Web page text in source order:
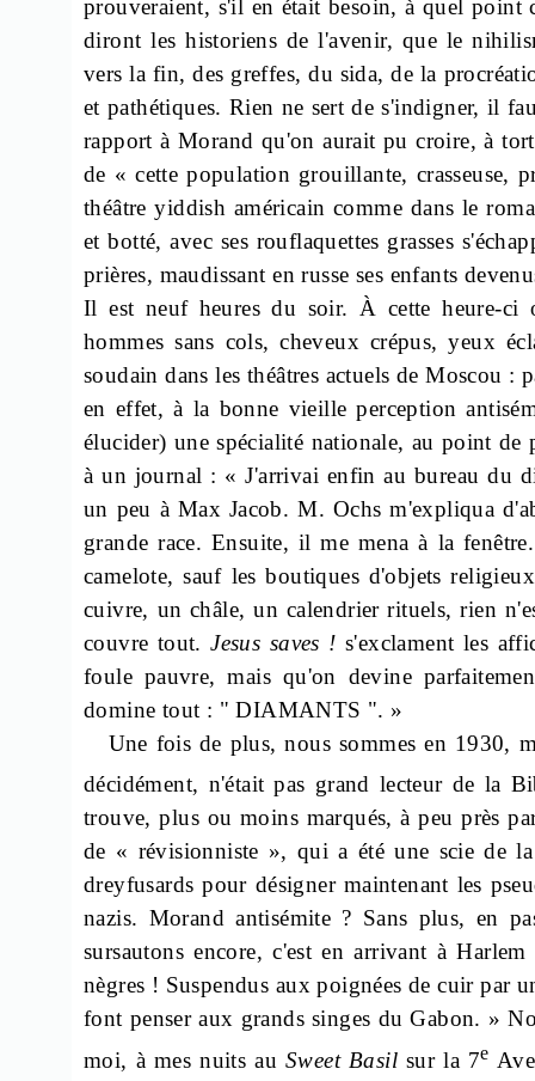
prouveraient, s'il en était besoin, à quel point
diront les historiens de l'avenir, que le
vers la fin, des greffes, du sida, de la
et pathétiques. Rien ne sert de s'indigner, il
rapport à Morand qu'on aurait pu croire, à
de « cette population grouillante,
théâtre yiddish américain comme dans le
et botté, avec ses rouflaquettes grasses
prières, maudissant en russe ses enfants
Il est neuf heures du soir. À cette heure-ci
hommes sans cols, cheveux crépus, yeux
soudain dans les théâtres actuels de Moscou :
en effet, à la bonne vieille perception
élucider) une spécialité nationale, au point de
à un journal : « J'arrivai enfin au bureau du
un peu à Max Jacob. M. Ochs m'expliqua
grande race. Ensuite, il me mena à la
camelote, sauf les boutiques d'objets
cuivre, un châle, un calendrier rituels, rien
couvre tout.Jesus saves ! s'exclament les
foule pauvre, mais qu'on devine
domine tout : " DIAMANTS ". »
Une fois de plus, nous sommes en 1930,
décidément, n'était pas grand lecteur de la
trouve, plus ou moins marqués, à peu près
de « révisionniste », qui a été une scie de
dreyfusards pour désigner maintenant les
nazis. Morand antisémite ? Sans plus, en
sursautons encore, c'est en arrivant à
nègres ! Suspendus aux poignées de cuir par
font penser aux grands singes du Gabon. »
moi, à mes nuits au SweetBasilsur la 7e